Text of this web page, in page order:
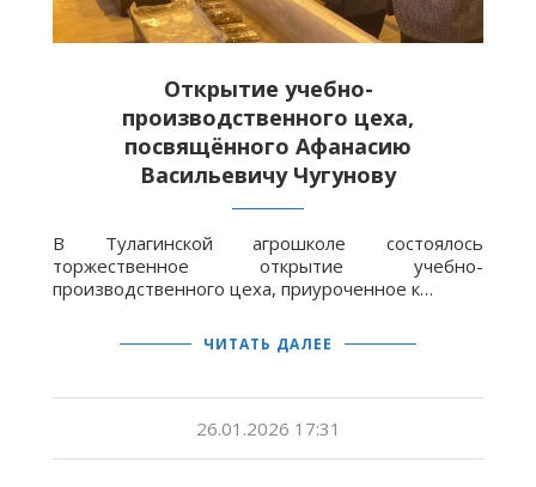
Открытие учебно-
производственного цеха,
посвящённого Афанасию
Васильевичу Чугунову
В Тулагинской агрошколе состоялось
торжественное открытие учебно-
производственного цеха, приуроченное к…
ЧИТАТЬ ДАЛЕЕ
26.01.2026 17:31